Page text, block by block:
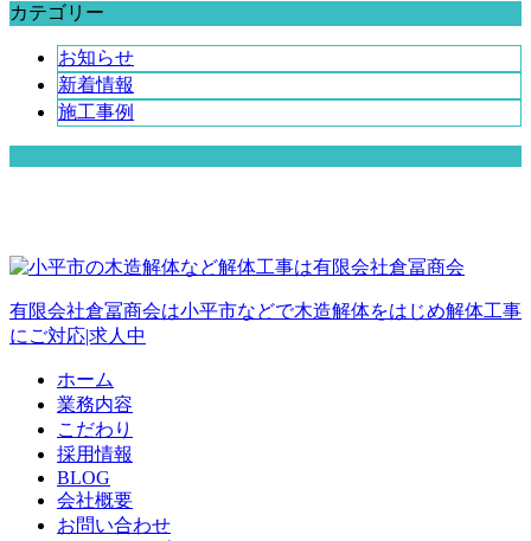
カテゴリー
お知らせ
新着情報
施工事例
有限会社倉冨商会は小平市などで木造解体をはじめ解体工事
にご対応|求人中
ホーム
業務内容
こだわり
採用情報
BLOG
会社概要
お問い合わせ